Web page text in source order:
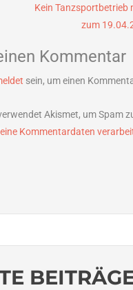
Kein Tanzsportbetrieb
zum
Kommentar
sein, um einen
Akismet, um Spam
Kommentardaten